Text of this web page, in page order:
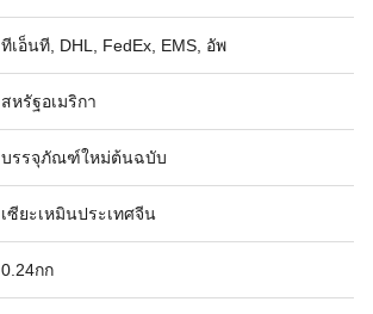
ทีเอ็นที, DHL, FedEx, EMS, อัพ
สหรัฐอเมริกา
บรรจุภัณฑ์ใหม่ต้นฉบับ
เซียะเหมินประเทศจีน
0.24กก